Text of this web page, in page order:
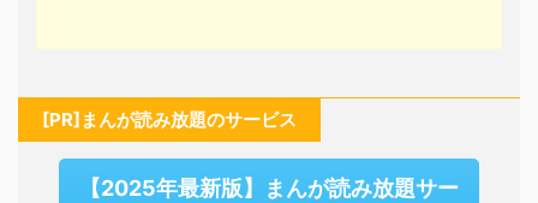
[PR]まんが読み放題のサービス
【2025年最新版】まんが読み放題サー